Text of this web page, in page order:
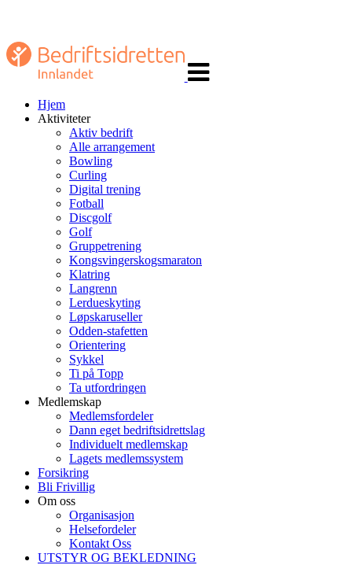
navigasjon
Hjem
Aktiviteter
Aktiv bedrift
Alle arrangement
Bowling
Curling
Digital trening
Fotball
Discgolf
Golf
Gruppetrening
Kongsvingerskogsmaraton
Klatring
Langrenn
Lerdueskyting
Løpskaruseller
Odden-stafetten
Orientering
Sykkel
Ti på Topp
Ta utfordringen
Medlemskap
Medlemsfordeler
Dann eget bedriftsidrettslag
Individuelt medlemskap
Lagets medlemssystem
Forsikring
Bli Frivillig
Om oss
Organisasjon
Helsefordeler
Kontakt Oss
UTSTYR OG BEKLEDNING